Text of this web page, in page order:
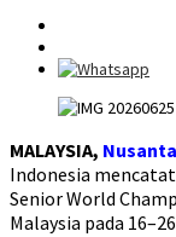
MALAYSIA,
Indonesia
Senior World
Malaysia pada